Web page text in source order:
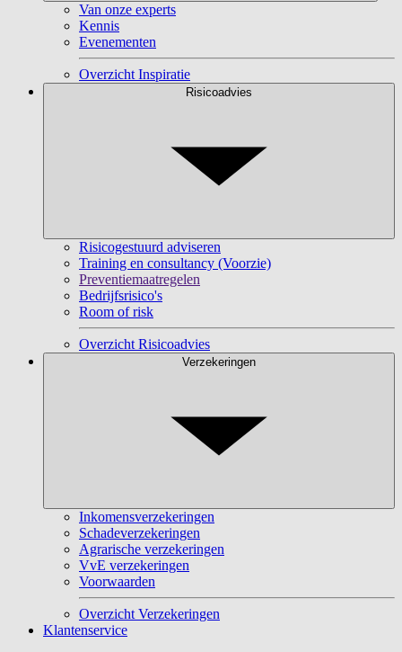
Van onze experts
Kennis
Evenementen
Overzicht Inspiratie
Risicoadvies
Risicogestuurd adviseren
Training en consultancy (Voorzie)
Preventiemaatregelen
Bedrijfsrisico's
Room of risk
Overzicht Risicoadvies
Verzekeringen
Inkomensverzekeringen
Schadeverzekeringen
Agrarische verzekeringen
VvE verzekeringen
Voorwaarden
Overzicht Verzekeringen
Klantenservice